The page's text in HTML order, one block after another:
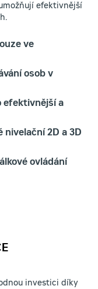
efektivnější
ve
osob v
efektivnější a
nivelační 2D a 3D
ovládání
investici díky